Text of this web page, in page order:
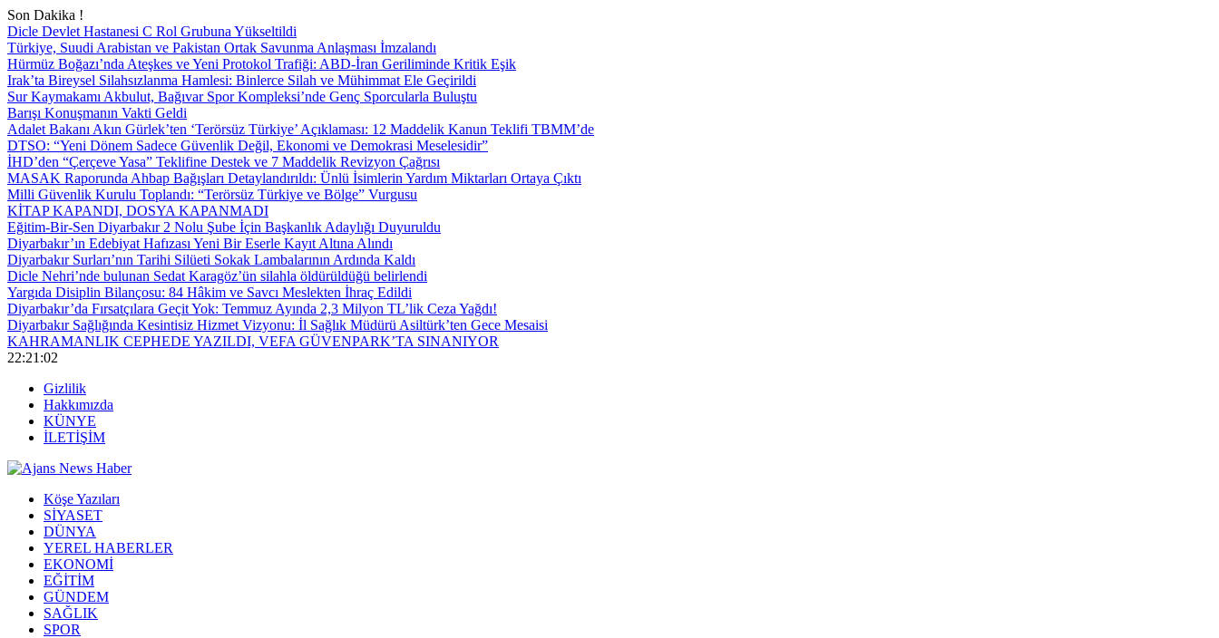
Son Dakika !
Dicle Devlet Hastanesi C Rol Grubuna Yükseltildi
Türkiye, Suudi Arabistan ve Pakistan Ortak Savunma Anlaşması İmzalandı
Hürmüz Boğazı’nda Ateşkes ve Yeni Protokol Trafiği: ABD-İran Geriliminde Kritik Eşik
Irak’ta Bireysel Silahsızlanma Hamlesi: Binlerce Silah ve Mühimmat Ele Geçirildi
Sur Kaymakamı Akbulut, Bağıvar Spor Kompleksi’nde Genç Sporcularla Buluştu
Barışı Konuşmanın Vakti Geldi
Adalet Bakanı Akın Gürlek’ten ‘Terörsüz Türkiye’ Açıklaması: 12 Maddelik Kanun Teklifi TBMM’de
DTSO: “Yeni Dönem Sadece Güvenlik Değil, Ekonomi ve Demokrasi Meselesidir”
İHD’den “Çerçeve Yasa” Teklifine Destek ve 7 Maddelik Revizyon Çağrısı
MASAK Raporunda Ahbap Bağışları Detaylandırıldı: Ünlü İsimlerin Yardım Miktarları Ortaya Çıktı
Milli Güvenlik Kurulu Toplandı: “Terörsüz Türkiye ve Bölge” Vurgusu
KİTAP KAPANDI, DOSYA KAPANMADI
Eğitim-Bir-Sen Diyarbakır 2 Nolu Şube İçin Başkanlık Adaylığı Duyuruldu
Diyarbakır’ın Edebiyat Hafızası Yeni Bir Eserle Kayıt Altına Alındı
Diyarbakır Surları’nın Tarihi Silüeti Sokak Lambalarının Ardında Kaldı
Dicle Nehri’nde bulunan Sedat Karagöz’ün silahla öldürüldüğü belirlendi
Yargıda Disiplin Bilançosu: 84 Hâkim ve Savcı Meslekten İhraç Edildi
Diyarbakır’da Fırsatçılara Geçit Yok: Temmuz Ayında 2,3 Milyon TL’lik Ceza Yağdı!
Diyarbakır Sağlığında Kesintisiz Hizmet Vizyonu: İl Sağlık Müdürü Asiltürk’ten Gece Mesaisi
KAHRAMANLIK CEPHEDE YAZILDI, VEFA GÜVENPARK’TA SINANIYOR
22:21:03
Gizlilik
Hakkımızda
KÜNYE
İLETİŞİM
Köşe Yazıları
SİYASET
DÜNYA
YEREL HABERLER
EKONOMİ
EĞİTİM
GÜNDEM
SAĞLIK
SPOR